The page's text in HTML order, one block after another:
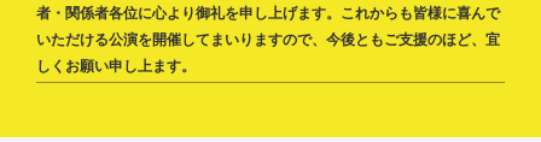
者・関係者各位に心より御礼を申し上げます。これからも皆様に喜んで
いただける公演を開催してまいりますので、今後ともご支援のほど、宜
しくお願い申し上ます。